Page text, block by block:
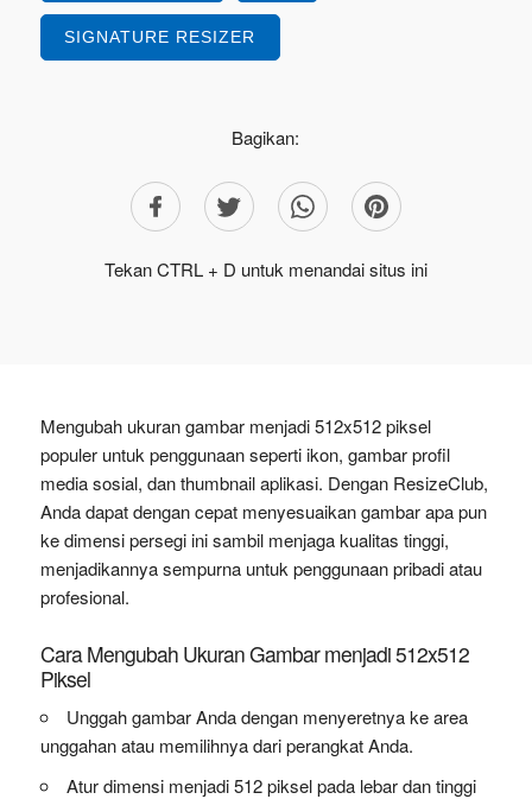
SIGNATURE RESIZER
Bagikan:
Tekan CTRL + D untuk menandai situs ini
Mengubah ukuran gambar menjadi 512x512 piksel
populer untuk penggunaan seperti ikon, gambar profil
media sosial, dan thumbnail aplikasi. Dengan ResizeClub,
Anda dapat dengan cepat menyesuaikan gambar apa pun
ke dimensi persegi ini sambil menjaga kualitas tinggi,
menjadikannya sempurna untuk penggunaan pribadi atau
profesional.
Cara Mengubah Ukuran Gambar menjadi 512x512
Piksel
Unggah gambar Anda dengan menyeretnya ke area
unggahan atau memilihnya dari perangkat Anda.
Atur dimensi menjadi 512 piksel pada lebar dan tinggi